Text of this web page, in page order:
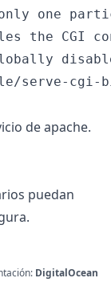
one
the CGI
serve-cgi-
de apache.
puedan
DigitalOcean